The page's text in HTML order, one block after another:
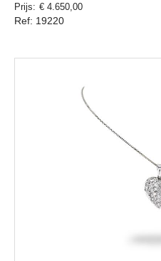
Prijs
€ 4.650,00
Ref: 19220